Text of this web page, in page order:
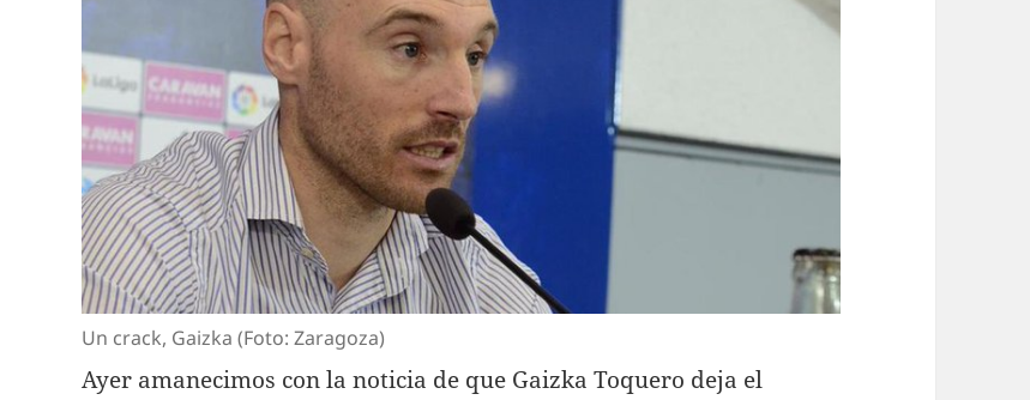
Un crack, Gaizka (Foto: Zaragoza)
Ayer amanecimos con la noticia de que Gaizka Toquero deja el